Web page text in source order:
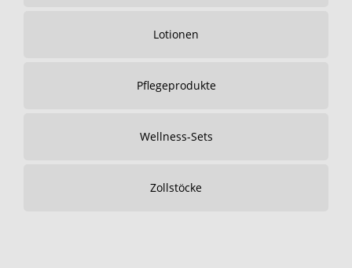
Lotionen
Pflegeprodukte
Wellness-Sets
Zollstöcke